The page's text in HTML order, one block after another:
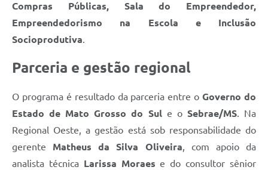
Compras Públicas, Sala do Empreendedor,
Empreendedorismo na Escola e Inclusão
Socioprodutiva.
Parceria e gestão regional
O programa é resultado da parceria entre oGoverno do
Estado de Mato Grosso do Sule o Sebrae/MS. Na
Regional Oeste, a gestão está sob responsabilidade do
gerente Matheus da Silva Oliveira, com apoio da
analista técnica Larissa Moraes e do consultor sênior